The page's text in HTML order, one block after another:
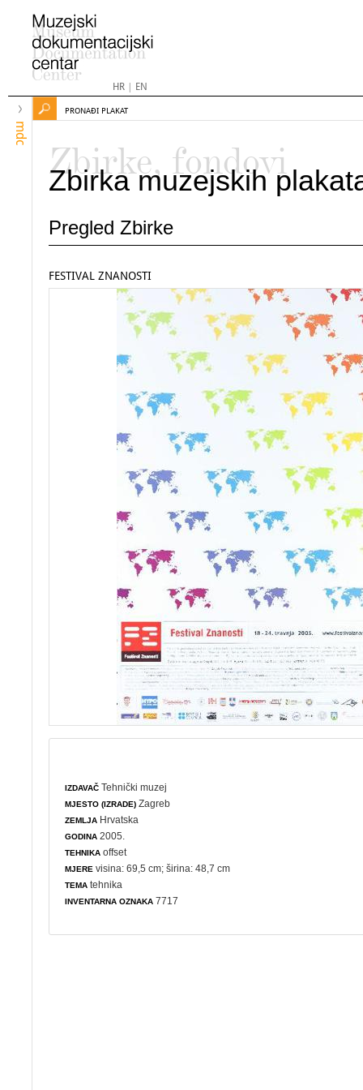
HR| EN
mdc
PRONAĐI PLAKAT
Zbirke, fondovi
Zbirka muzejskih
Pregled Zbirke
FESTIVAL ZNANOSTI
IZDAVAČ Tehnički muzej
MJESTO (IZRADE) Zagreb
ZEMLJA Hrvatska
GODINA 2005.
TEHNIKA offset
MJERE visina: 69,5 cm; širina: 48,7 cm
TEMA tehnika
INVENTARNA OZNAKA 7717